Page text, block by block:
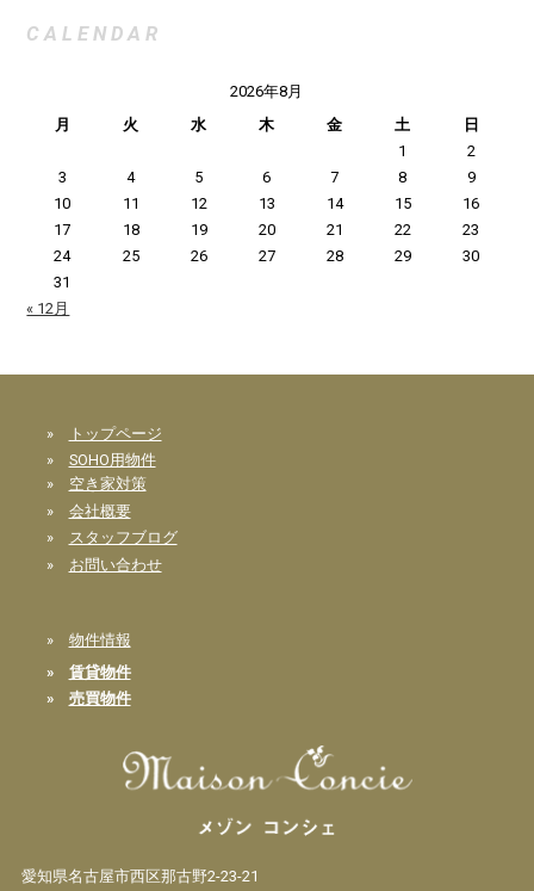
CALENDAR
2026年8月
月
火 水 木 金 土
日
1
2
3
4 5 6 7 8
9
10
11 12 13 14 15
16
17
18 19 20 21 22
23
24
25 26 27 28 29
30
31
« 12月
»
トップページ
» SOHO用物件
» 空き家対策
» 会社概要
» スタッフブログ
» お問い合わせ
» 物件情報
» 賃貸物件
» 売買物件
愛知県名古屋市西区那古野2-23-21